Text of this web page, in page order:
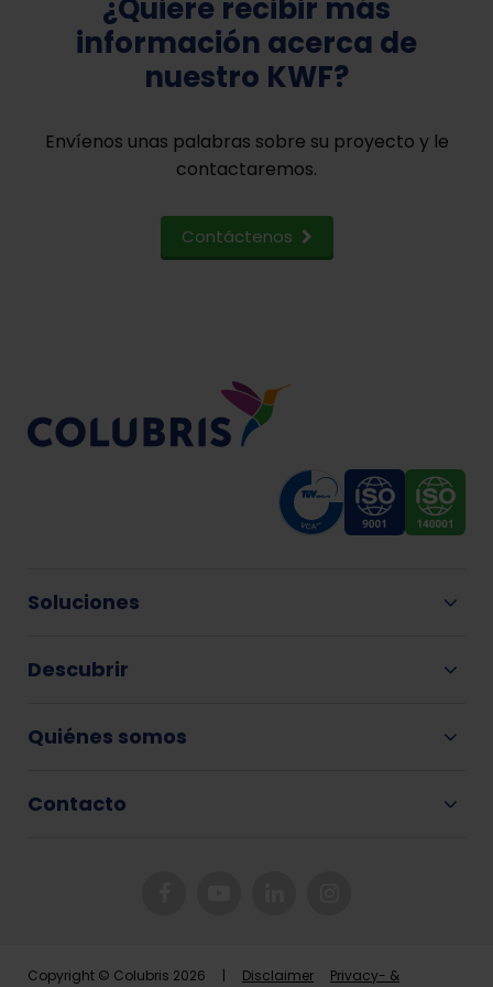
¿Quiere recibir más
información acerca de
nuestro KWF?
Envíenos unas palabras sobre su proyecto y le
contactaremos.
Contáctenos
Soluciones
Descubrir
Quiénes somos
Contacto
Copyright © Colubris 2026 | Disclaimer Privacy- &